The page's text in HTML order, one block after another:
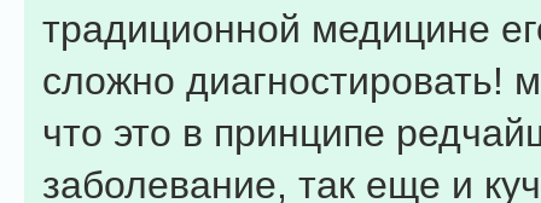
традиционной медицине
сложно диагностировать!
что это в принципе
заболевание, так еще и